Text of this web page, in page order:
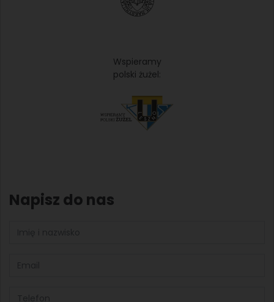
Wspieramy
polski żużel:
Napisz do nas